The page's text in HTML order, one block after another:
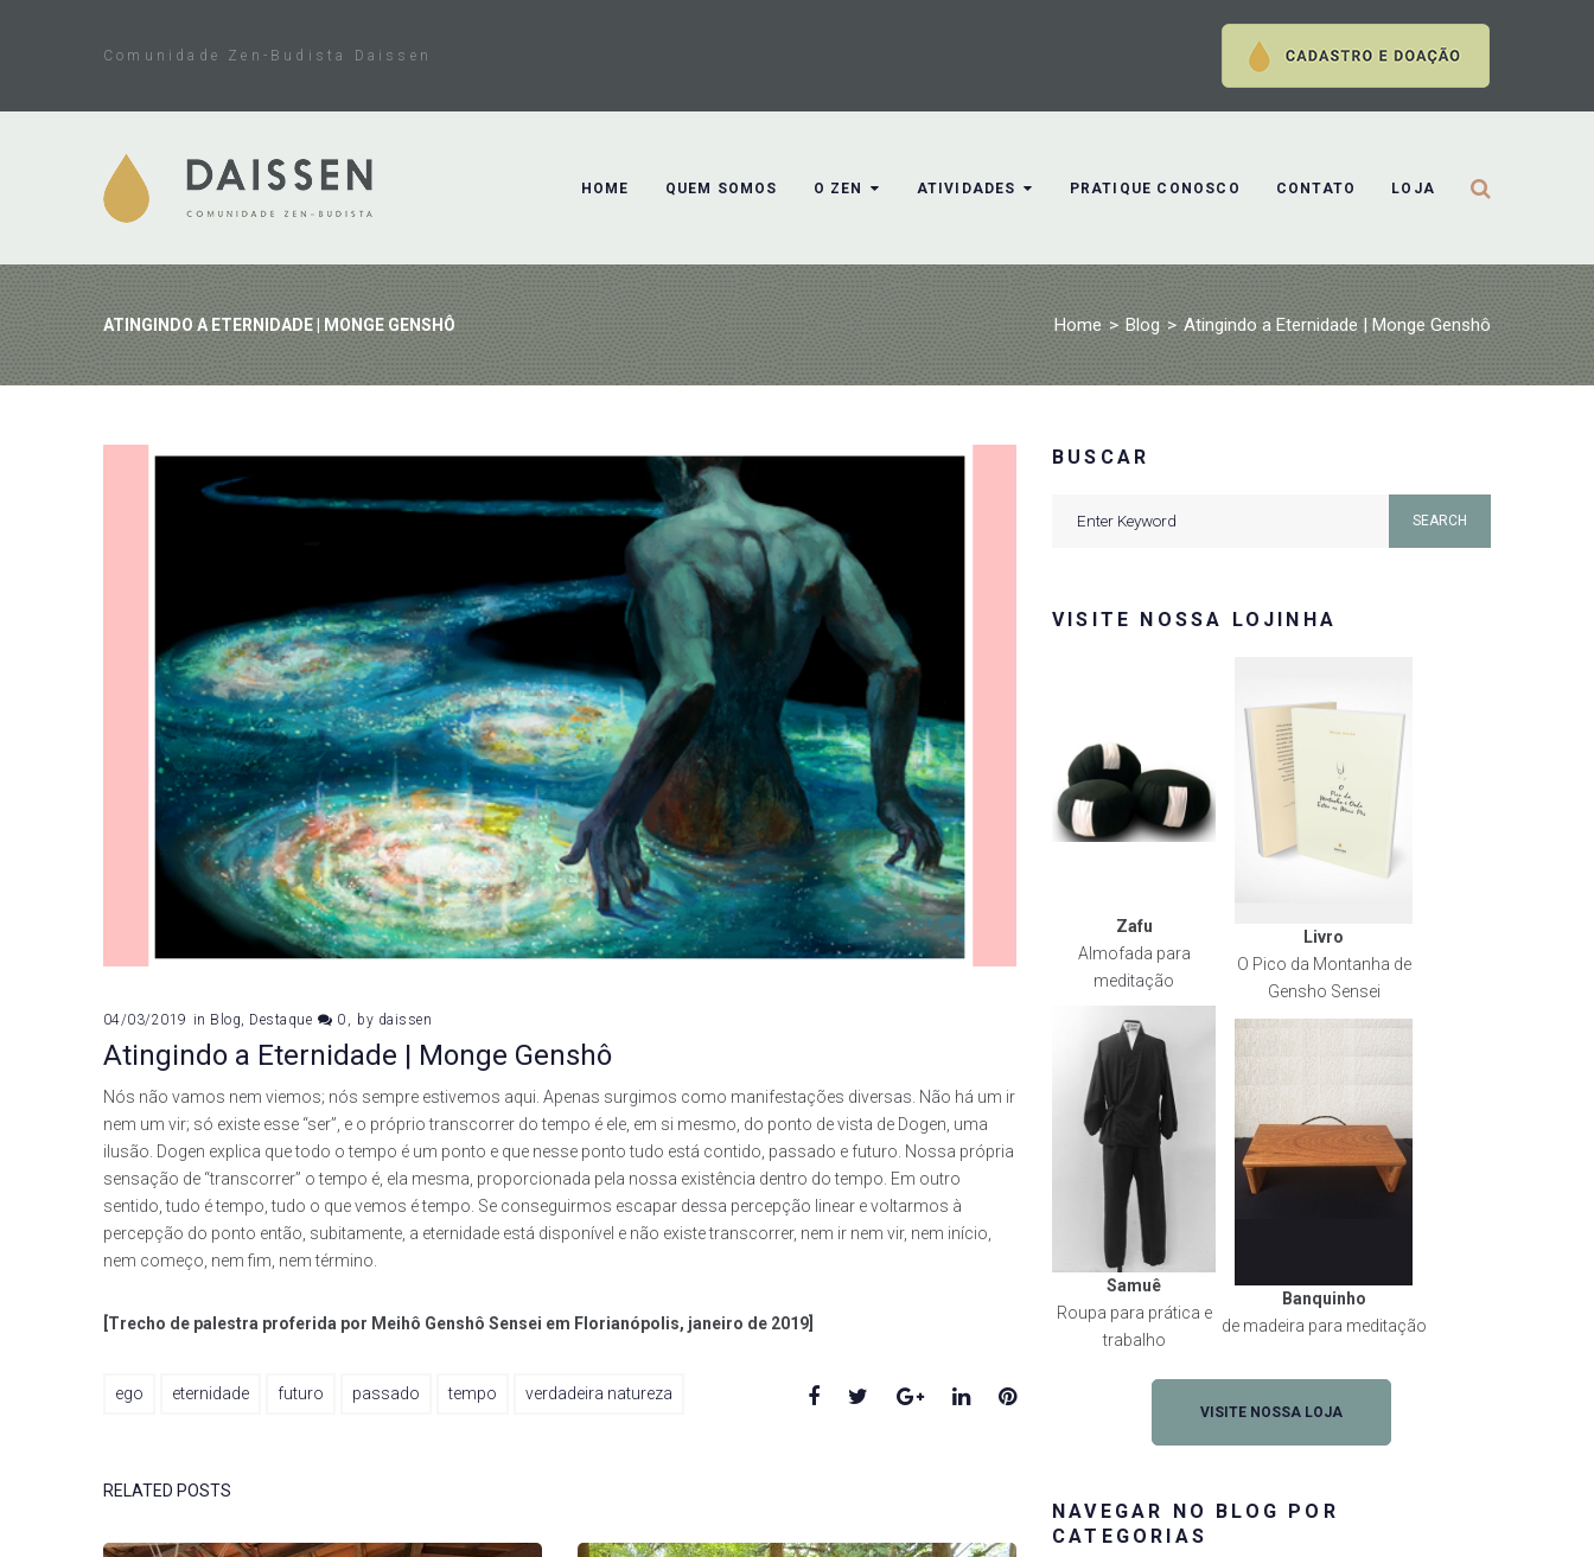
Comunidade Zen-Budista Daissen
HOME QUEM SOMOS O ZEN ATIVIDADES PRATIQUE CONOSCO CONTATO LOJA
ATINGINDO A ETERNIDADE | MONGE GENSHÔ Home > Blog > Atingindo a Eternidade | Monge Genshô
04/03/2019 in Blog Destaque 0 by daissen
Atingindo a Eternidade | Monge Genshô
Nós não vamos nem viemos; nós sempre estivemos aqui. Apenas surgimos como manifestações diversas. Não há um ir
nem um vir; só existe esse “ser”, e o próprio transcorrer do tempo é ele, em si mesmo, do ponto de vista de Dogen, uma
ilusão. Dogen explica que todo o tempo é um ponto e que nesse ponto tudo está contido, passado e futuro. Nossa própria
sensação de “transcorrer” o tempo é, ela mesma, proporcionada pela nossa existência dentro do tempo. Em outro
sentido, tudo é tempo, tudo o que vemos é tempo. Se conseguirmos escapar dessa percepção linear e voltarmos à
percepção do ponto então, subitamente, a eternidade está disponível e não existe transcorrer, nem ir nem vir, nem início,
nem começo, nem fim, nem término.
[Trecho de palestra proferida por Meihô Genshô Sensei em Florianópolis, janeiro de 2019]
ego eternidade futuro passado tempo verdadeira natureza Facebook
TwitterGoogle+LinkedInPinterest
RELATED POSTS
BUSCAR
SEARCH
VISITE NOSSA LOJINHA
Zafu
Almofada para
meditação
Livro
O Pico da Montanha de
Gensho Sensei
Samuê
Roupa para prática e
trabalho
Banquinho
de madeira para meditação
VISITE NOSSA LOJA
NAVEGAR NO BLOG POR
CATEGORIAS